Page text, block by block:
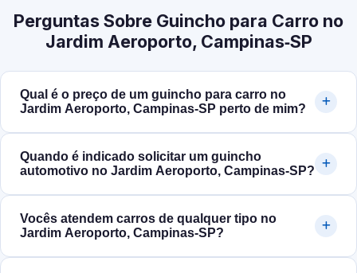
Perguntas Sobre Guincho para Carro no
Jardim Aeroporto, Campinas‑SP
Qual é o preço de um guincho para carro no
Jardim Aeroporto, Campinas‑SP perto de mim?
Quando é indicado solicitar um guincho
automotivo no Jardim Aeroporto, Campinas‑SP?
Vocês atendem carros de qualquer tipo no
Jardim Aeroporto, Campinas‑SP?